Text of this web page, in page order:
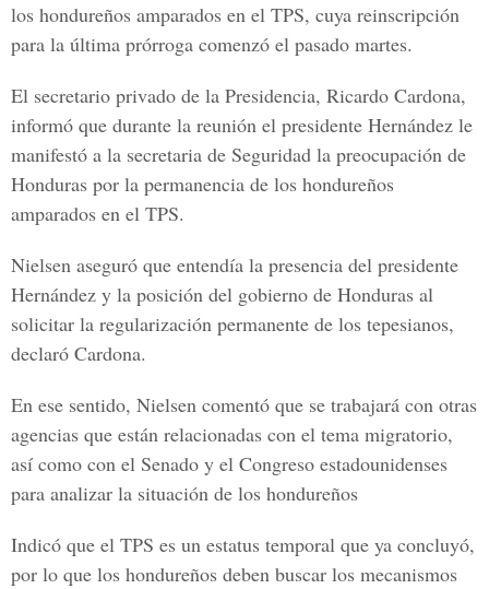
los hondureños amparados en el TPS, cuya reinscripción
para la última prórroga comenzó el pasado martes.
El secretario privado de la Presidencia, Ricardo Cardona,
informó que durante la reunión el presidente Hernández le
manifestó a la secretaria de Seguridad la preocupación de
Honduras por la permanencia de los hondureños
amparados en el TPS.
Nielsen aseguró que entendía la presencia del presidente
Hernández y la posición del gobierno de Honduras al
solicitar la regularización permanente de los tepesianos,
declaró Cardona.
En ese sentido, Nielsen comentó que se trabajará con otras
agencias que están relacionadas con el tema migratorio,
así como con el Senado y el Congreso estadounidenses
para analizar la situación de los hondureños
Indicó que el TPS es un estatus temporal que ya concluyó,
por lo que los hondureños deben buscar los mecanismos